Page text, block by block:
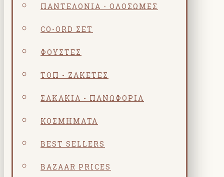
ΠΑΝΤΕΛΌΝΙΑ - ΟΛΌΣΩΜΕΣ
CO-ORD ΣΕΤ
ΦΟΎΣΤΕΣ
ΤΟΠ - ΖΑΚΈΤΕΣ
ΣΑΚΆΚΙΑ - ΠΑΝΩΦΌΡΙΑ
ΚΟΣΜΗΜΑΤΑ
BEST SELLERS
BAZAAR PRICES